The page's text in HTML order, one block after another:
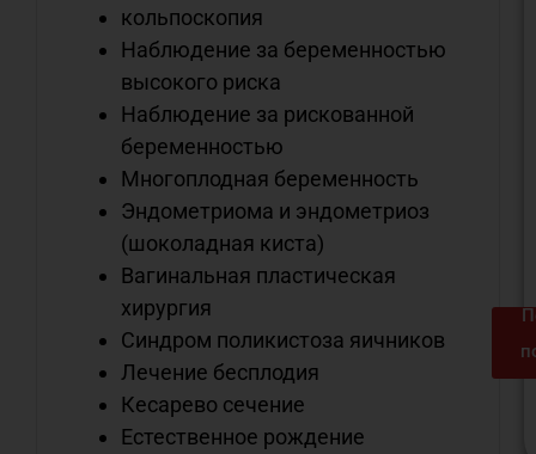
кольпоскопия
Наблюдение за беременностью
высокого риска
Наблюдение за рискованной
беременностью
Многоплодная беременность
Эндометриома и эндометриоз
(шоколадная киста)
Вагинальная пластическая
хирургия
Синдром поликистоза яичников
Лечение бесплодия
Кесарево сечение
Естественное рождение